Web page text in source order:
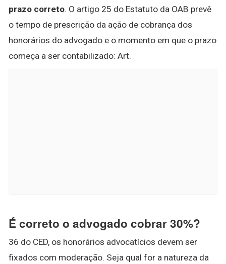
prazo correto. O artigo 25 do Estatuto da OAB prevê
o tempo de prescrição da ação de cobrança dos
honorários do advogado e o momento em que o prazo
começa a ser contabilizado: Art.
É correto o advogado cobrar 30%?
36 do CED, os honorários advocatícios devem ser
fixados com moderação. Seja qual for a natureza da